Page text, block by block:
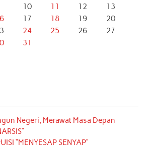
10 11 12
13
17 18 19
20
24 25 26
27
31
Negeri, Merawat Masa Depan
“MENYESAP SENYAP”